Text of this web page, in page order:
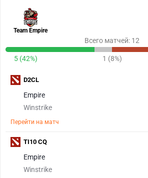
Team Empire
Всего матчей: 12
5 (42%) 1 (8%)
Empire
Winstrike
Перейти на матч
D2CL
Empire
Winstrike
TI10 CQ